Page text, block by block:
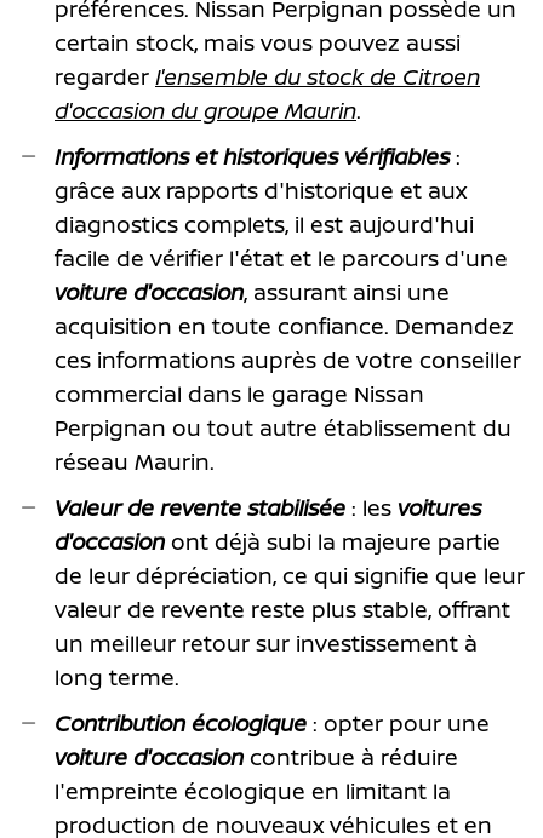
préférences. Nissan Perpignan possède un
certain stock, mais vous pouvez aussi
regarder l'ensemble du stock de Citroen
d'occasion du groupe Maurin.
Informations et historiques vérifiables:
grâce aux rapports d'historique et aux
diagnostics complets, il est aujourd'hui
facile de vérifier l'état et le parcours d'une
voiture d'occasion, assurant ainsi une
acquisition en toute confiance. Demandez
ces informations auprès de votre conseiller
commercial dans le garage Nissan
Perpignan ou tout autre établissement du
réseau Maurin.
Valeur de revente stabilisée : les voitures
d'occasion ont déjà subi la majeure partie
de leur dépréciation, ce qui signifie que leur
valeur de revente reste plus stable, offrant
un meilleur retour sur investissement à
long terme.
Contribution écologique : opter pour une
voiture d'occasion contribue à réduire
l'empreinte écologique en limitant la
production de nouveaux véhicules et en